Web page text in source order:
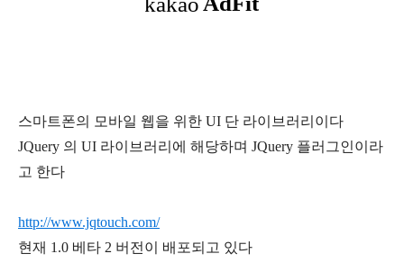
스마트폰의 모바일 웹을 위한 UI 단 라이브러리이다
JQuery 의 UI 라이브러리에 해당하며 JQuery 플러그인이라
고 한다
http://www.jqtouch.com/
현재 1.0 베타 2 버전이 배포되고 있다